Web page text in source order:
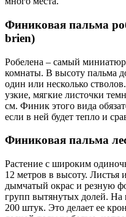
Финиковая пальма
brien)
Робелена – самый
комнаты. В высоту пальма
один или несколько
узкие, мягкие листочки
см. Финик этого вида
если в ней будет тепло и
Финиковая пальма
Растение с широким
12 метров в высоту.
дымчатый окрас и резную
групп вытянутых долей. На
200 штук. Это делает ее